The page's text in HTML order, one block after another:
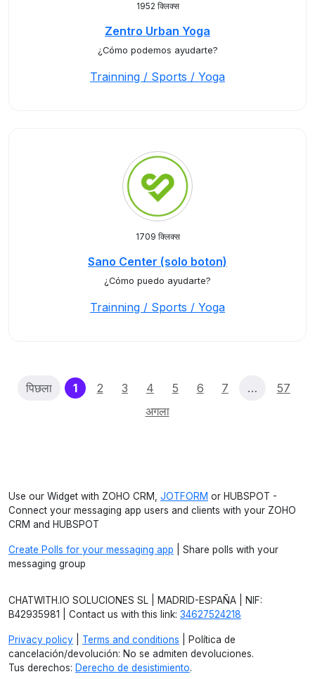
1952 क्लिक्स
Zentro Urban Yoga
¿Cómo podemos ayudarte?
Trainning / Sports / Yoga
1709 क्लिक्स
Sano Center (solo boton)
¿Cómo puedo ayudarte?
Trainning / Sports / Yoga
पिछला 1(current)
2 3 4 5 6 7 …
57
अगला
Use our Widget with ZOHO CRM, JOTFORM or HUBSPOT -
Connect your messaging app users and clients with your ZOHO
CRM and HUBSPOT
Create Polls for your messaging app | Share polls with your
messaging group
CHATWITH.IO SOLUCIONES SL | MADRID-ESPAÑA | NIF:
B42935981 | Contact us with this link: 34627524218
Privacy policy Terms and conditions | Política de
cancelación/devolución: No se admiten devoluciones.
Tus derechos: Derecho de desistimiento.